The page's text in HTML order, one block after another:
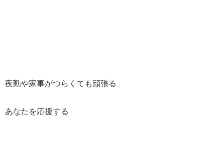
夜勤や家事がつらくても頑張る
あなたを応援する